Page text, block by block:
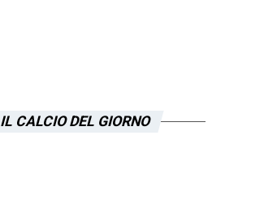
IL CALCIO DEL GIORNO